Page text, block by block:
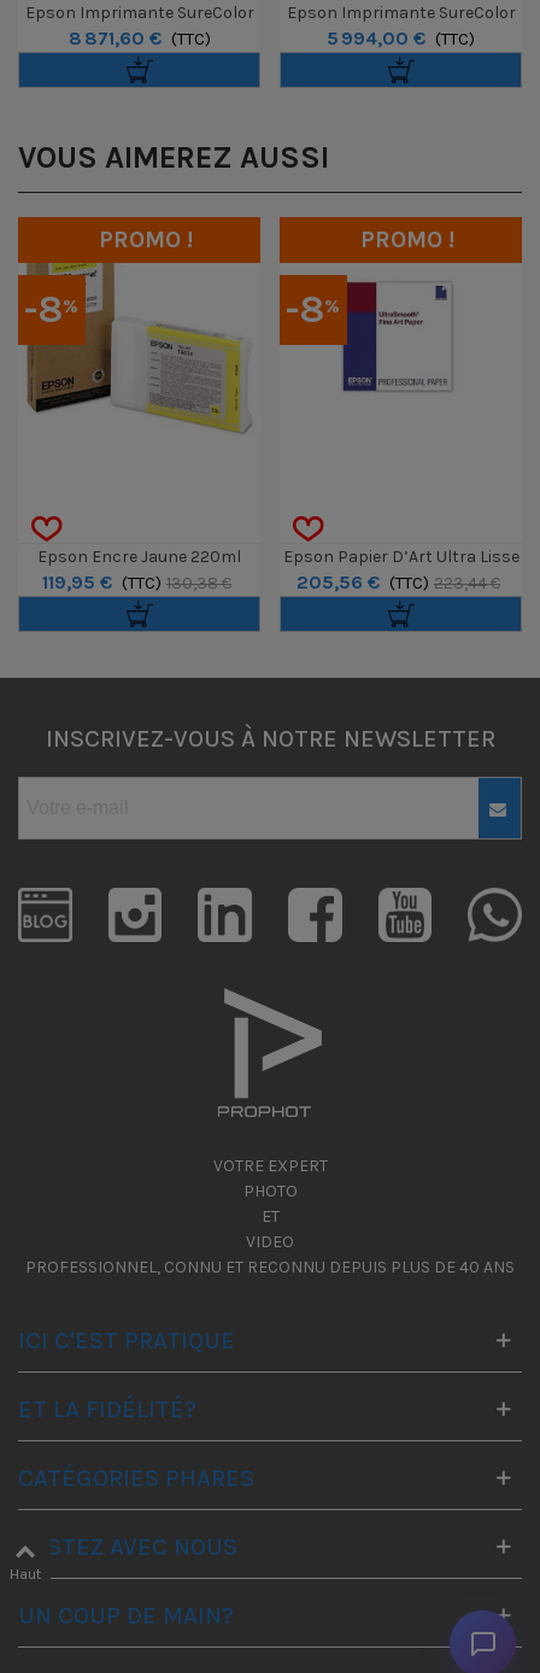
Epson Imprimante SureColor
SC-P9300 Spectro 44"
8 871,60 € (TTC)
Epson Imprimante SureColor
SC-P9300 44"
5 994,00 € (TTC)
VOUS AIMEREZ AUSSI
-8%
PROMO !
Epson Encre Jaune 220ml
T6034
119,95 € (TTC) 130,38 €
-8%
PROMO !
Epson Papier D’Art Ultra Lisse
Rlx 24" X 15,2m 250g
205,56 € (TTC) 223,44 €
INSCRIVEZ-VOUS À NOTRE NEWSLETTER
VOTRE EXPERT
PHOTO
ET
VIDEO
PROFESSIONNEL, CONNU ET RECONNU DEPUIS PLUS DE 40 ANS
ICI C'EST PRATIQUE
ET LA FIDÉLITÉ?
CATÉGORIES PHARES
RESTEZ AVEC NOUS
UN COUP DE MAIN?
Haut